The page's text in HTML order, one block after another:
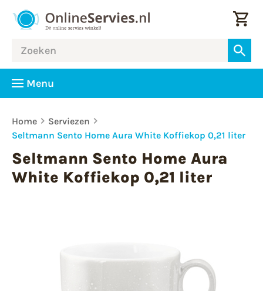
Menu
Home
Serviezen
Seltmann Sento Home Aura White Koffiekop 0,21 liter
Seltmann Sento Home Aura
White Koffiekop 0,21 liter